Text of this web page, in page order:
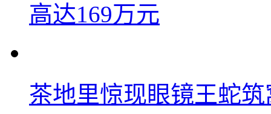
高达169万元
茶地里惊现眼镜王蛇